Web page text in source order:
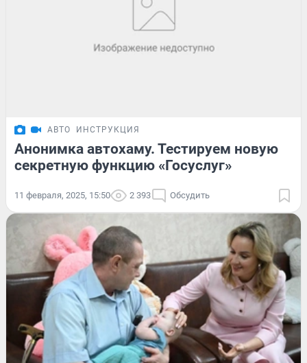
АВТО ИНСТРУКЦИЯ
Анонимка автохаму. Тестируем новую
секретную функцию «Госуслуг»
11 февраля, 2025, 15:50 2 393 Обсудить